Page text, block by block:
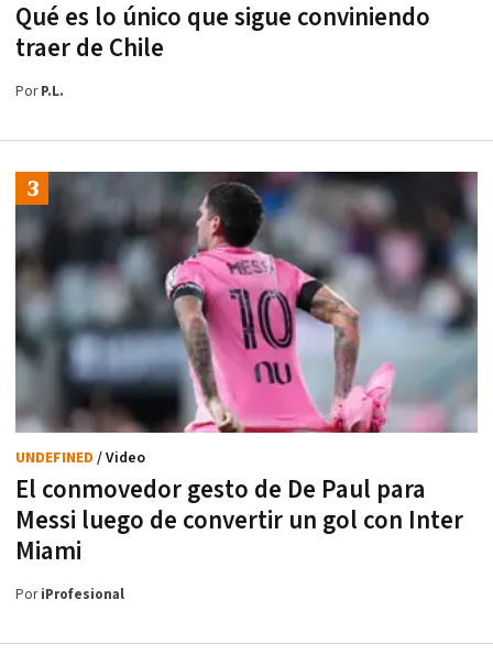
Qué es lo único que sigue conviniendo
traer de Chile
PorP.L.
El conmovedor gesto de De Paul para
Messi luego de convertir un gol con Inter
Miami
UNDEFINED / Video
PoriProfesional